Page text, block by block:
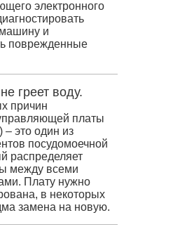
электронного
и
поврежденные
греет воду.
причин
платы
– это один из
посудомоечной
распределяет
между всеми
Плату нужно
в некоторых
замена на новую.